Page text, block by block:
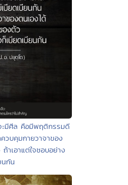
มีศีล คือมีพฤติกรรมดี
วบคุมกายวาจาของ
าเอาแต่ใจชอบอย่าง
นกัน